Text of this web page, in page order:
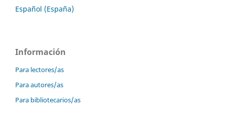
Español (España)
Información
Para lectores/as
Para autores/as
Para bibliotecarios/as